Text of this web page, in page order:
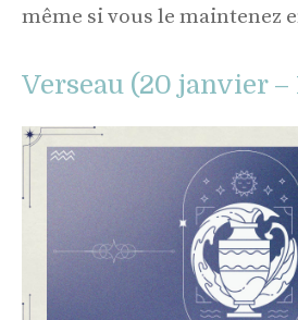
même si vous le maintenez
Verseau (20 janvier